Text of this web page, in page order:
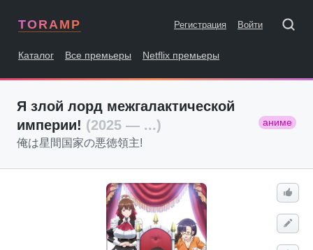
TORAMP Регистрация Войти
Каталог Все премьеры Netflix премьеры
Я злой лорд межгалактической
империи! (2025 — ...) аниме
俺は星間国家の悪徳領主!